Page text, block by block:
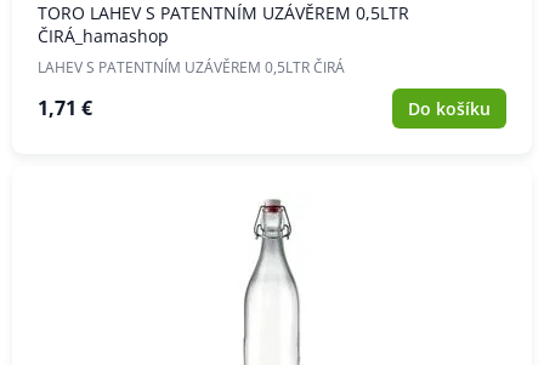
TORO LAHEV S PATENTNÍM UZÁVĚREM 0,5LTR
ČIRÁ_hamashop
LAHEV S PATENTNÍM UZÁVĚREM 0,5LTR ČIRÁ
1,71 € Do košíku